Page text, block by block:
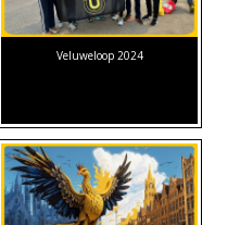
Veluweloop 2024